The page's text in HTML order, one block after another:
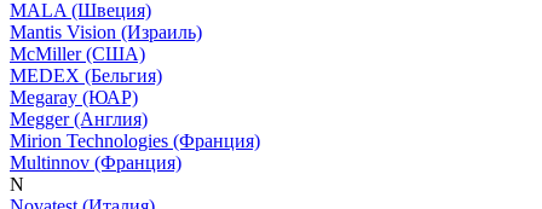
MALA (Швеция)
Mantis Vision (Израиль)
McMiller (США)
MEDEX (Бельгия)
Megaray (ЮАР)
Megger (Англия)
Mirion Technologies (Франция)
Multinnov (Франция)
N